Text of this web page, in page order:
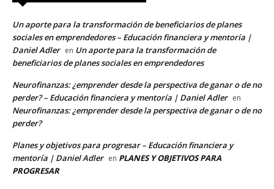
Un aporte para la transformación de beneficiarios de planes
sociales en emprendedores – Educación financiera y mentoría |
Daniel Adler en Un aporte para la transformación de
beneficiarios de planes sociales en emprendedores
Neurofinanzas: ¿emprender desde la perspectiva de ganar o de no
perder? – Educación financiera y mentoría | Daniel Adler en
Neurofinanzas: ¿emprender desde la perspectiva de ganar o de no
perder?
Planes y objetivos para progresar – Educación financiera y
mentoría | Daniel Adler en PLANES Y OBJETIVOS PARA
PROGRESAR